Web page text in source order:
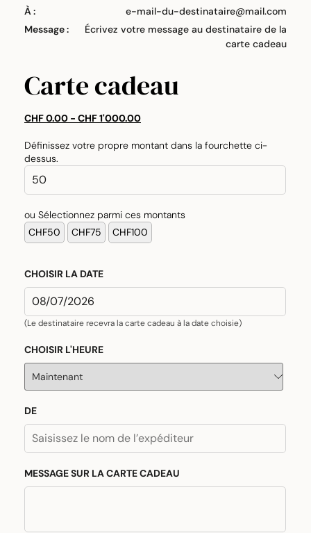
À :
e-mail-du-destinataire@mail.com
Message :
Écrivez votre message au destinataire de la
carte cadeau
Carte cadeau
CHF0.00 - CHF1'000.00
Définissez votre propre montant dans la fourchette ci-
dessus.
ou Sélectionnez parmi ces montants
CHOISIR LA DATE
(Le destinataire recevra la carte cadeau à la date choisie)
CHOISIR L'HEURE
DE
MESSAGE SUR LA CARTE CADEAU